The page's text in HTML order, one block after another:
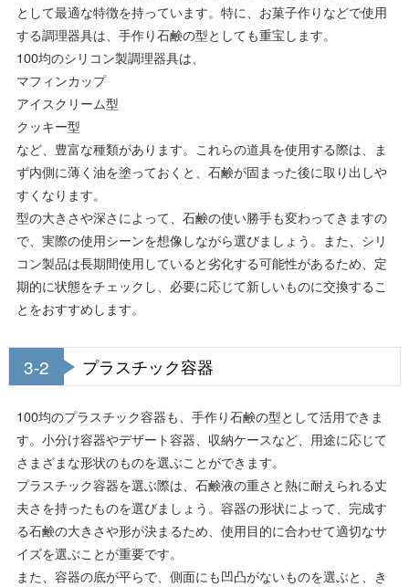
として最適な特徴を持っています。特に、お菓子作りなどで使用
する調理器具は、手作り石鹸の型としても重宝します。
100均のシリコン製調理器具は、
マフィンカップ
アイスクリーム型
クッキー型
など、豊富な種類があります。これらの道具を使用する際は、ま
ず内側に薄く油を塗っておくと、石鹸が固まった後に取り出しや
すくなります。
型の大きさや深さによって、石鹸の使い勝手も変わってきますの
で、実際の使用シーンを想像しながら選びましょう。また、シリ
コン製品は長期間使用していると劣化する可能性があるため、定
期的に状態をチェックし、必要に応じて新しいものに交換するこ
とをおすすめします。
3-2 プラスチック容器
100均のプラスチック容器も、手作り石鹸の型として活用できま
す。小分け容器やデザート容器、収納ケースなど、用途に応じて
さまざまな形状のものを選ぶことができます。
プラスチック容器を選ぶ際は、石鹸液の重さと熱に耐えられる丈
夫さを持ったものを選びましょう。容器の形状によって、完成す
る石鹸の大きさや形が決まるため、使用目的に合わせて適切なサ
イズを選ぶことが重要です。
また、容器の底が平らで、側面にも凹凸がないものを選ぶと、き